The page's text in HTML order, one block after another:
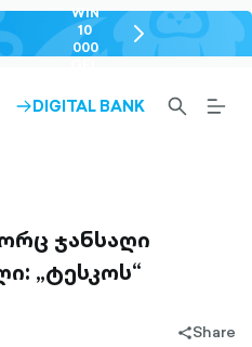
WIN
10
000
chevron-
right-
ARROW-
DIGITAL BANK
SEARCH-
OUTLINED
ჯანსაღი
„ტესკოს“
share-
Share